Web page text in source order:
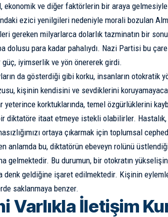
ekonomik ve diğer faktörlerin bir araya gelmesiyle
ezici yenilgileri nedeniyle morali bozulan
gereken milyarlarca dolarlık tazminatın bir
dolusu para kadar pahalıydı. Nazi Partisi bu
güç, iyimserlik ve yön önererek girdi.
da gösterdiği gibi korku, insanların otokratik
kişinin kendisini ve sevdiklerini
yeterince korktuklarında, temel özgürlüklerini
diktatöre itaat etmeye istekli olabilirler. Hastalık,
ortaya çıkarmak için toplumsal
anlamda bu, diktatörün ebeveyn rolünü
gelmektedir. Bu durumun, bir otokratın
denk geldiğine işaret edilmektedir. Kişinin
saklanmaya benzer.
Varlıkla İletişim